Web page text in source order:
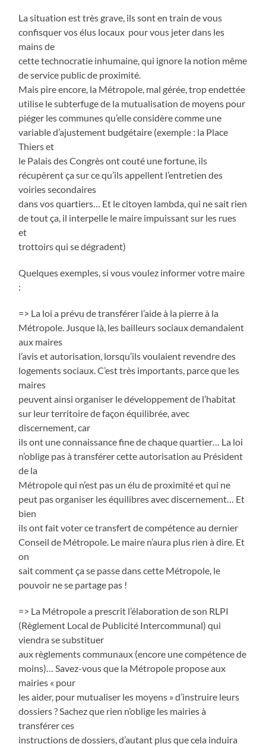
La situation est très grave, ils sont en train de vous
confisquer vos élus locaux pour vous jeter dans les
mains de
cette technocratie inhumaine, qui ignore la notion même
de service public de proximité.
Mais pire encore, la Métropole, mal gérée, trop endettée
utilise le subterfuge de la mutualisation de moyens pour
piéger les communes qu’elle considère comme une
variable d’ajustement budgétaire (exemple : la Place
Thiers et
le Palais des Congrès ont couté une fortune, ils
récupèrent ça sur ce qu’ils appellent l’entretien des
voiries secondaires
dans vos quartiers… Et le citoyen lambda, qui ne sait rien
de tout ça, il interpelle le maire impuissant sur les rues
et
trottoirs qui se dégradent)
Quelques exemples, si vous voulez informer votre maire
:
=> La loi a prévu de transférer l’aide à la pierre à la
Métropole. Jusque là, les bailleurs sociaux demandaient
aux maires
l’avis et autorisation, lorsqu’ils voulaient revendre des
logements sociaux. C’est très importants, parce que les
maires
peuvent ainsi organiser le développement de l’habitat
sur leur territoire de façon équilibrée, avec
discernement, car
ils ont une connaissance fine de chaque quartier… La loi
n’oblige pas à transférer cette autorisation au Président
de la
Métropole qui n’est pas un élu de proximité et qui ne
peut pas organiser les équilibres avec discernement… Et
bien
ils ont fait voter ce transfert de compétence au dernier
Conseil de Métropole. Le maire n’aura plus rien à dire. Et
on
sait comment ça se passe dans cette Métropole, le
pouvoir ne se partage pas !
=> La Métropole a prescrit l’élaboration de son RLPI
(Règlement Local de Publicité Intercommunal) qui
viendra se substituer
aux règlements communaux (encore une compétence de
moins)… Savez-vous que la Métropole propose aux
mairies « pour
les aider, pour mutualiser les moyens » d’instruire leurs
dossiers ? Sachez que rien n’oblige les mairies à
transférer ces
instructions de dossiers, d’autant plus que cela induira